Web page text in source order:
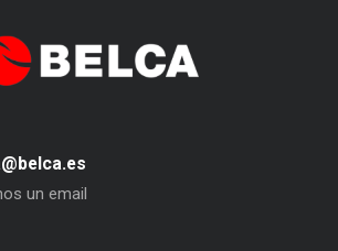
un email